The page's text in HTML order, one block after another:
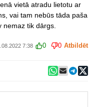
vietā atradu lietotu ar
vai tam nebūs tāda paša
tik dārgs.
7:38 0 0 Atbildēt